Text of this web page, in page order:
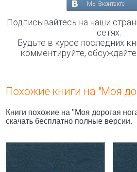
Мы Вконтакте
Подписывайтесь на наши
сетях.
Будьте в курсе последних
комментируйте,
Похожие книги на "Моя
Книги похожие на "Моя дорогая
скачать бесплатно полные версии.